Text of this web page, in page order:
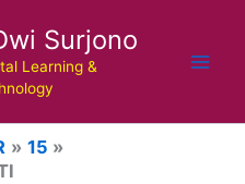
Surjono
Learning &
15